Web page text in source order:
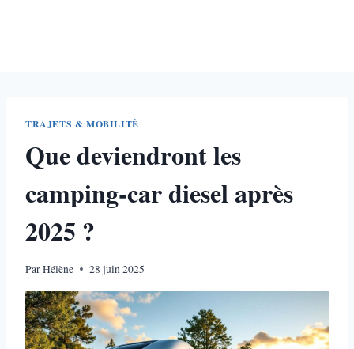
TRAJETS & MOBILITÉ
Que deviendront les
camping-car diesel​ après
2025 ?
ParHélène 28 juin 2025